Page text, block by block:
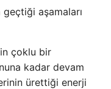
aşamaları
çoklu bir
kadar devam
ürettiği enerji